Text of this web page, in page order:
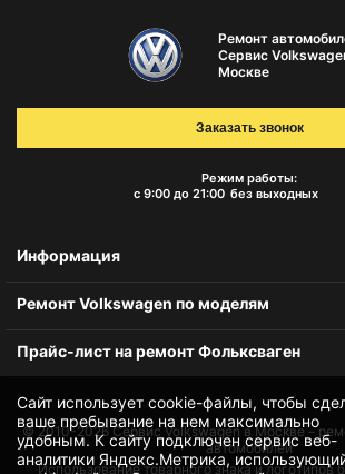
Сайт использует cookie-файлы, чтобы
ваше пребывание на нем максимально
удобным. К cайту подключен сервис веб-
аналитики Яндекс.Метрика,
Ремонт
Сервис
Москве
Режим работы:
с 9:00 до 21:00 без выходных
Заказать звонок
Информация
Ремонт Volkswagen по моделям
Прайс-лист на ремонт Фольксваген
© 2010-2026Сервис Volkswagen в Москве –
автомобилей
Использование товарного знака и логотипов